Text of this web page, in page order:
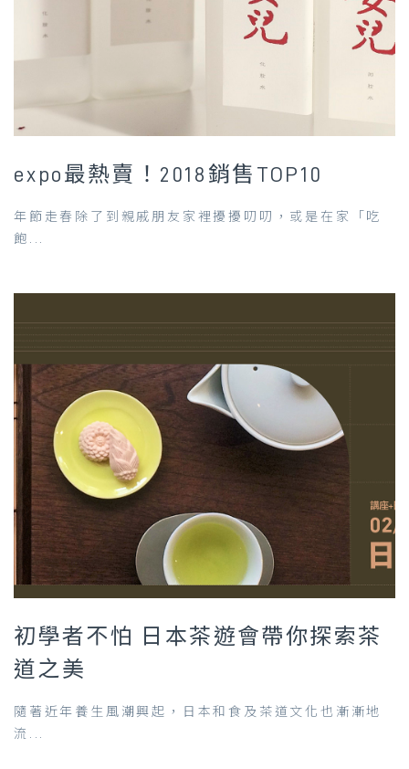
expo最熱賣！2018銷售TOP10
年節走春除了到親戚朋友家裡擾擾叨叨，或是在家「吃
飽...
初學者不怕 日本茶遊會帶你探索茶
道之美
隨著近年養生風潮興起，日本和食及茶道文化也漸漸地
流...